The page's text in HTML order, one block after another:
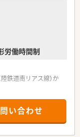
労働時間制
鉄道南リアス線）か
在籍しており、平均
い合わせ